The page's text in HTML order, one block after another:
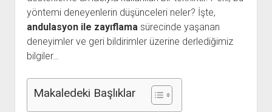
Kullanıcı Yorumları
Saç Ekimi
yöntemi deneyenlerin düşünceleri neler? İşte,
andulasyon ile zayıflama sürecinde yaşanan
deneyimler ve geri bildirimler üzerine derlediğimiz
bilgiler…
Makaledeki Başlıklar